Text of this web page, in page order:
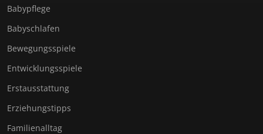
Babypflege
Babyschlafen
Bewegungsspiele
Entwicklungsspiele
Erstausstattung
Erziehungstipps
Familienalltag